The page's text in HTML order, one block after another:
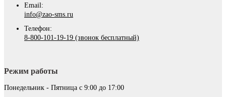
Email:
info@zao-sms.ru
Телефон:
8-800-101-19-19 (звонок бесплатный)
Режим работы
Понедельник - Пятница с 9:00 до 17:00